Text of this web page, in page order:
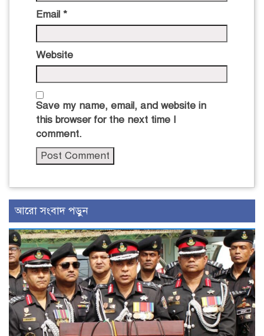
Email *
Website
Save my name, email, and website in
this browser for the next time I
comment.
আরো সংবাদ পড়ুন